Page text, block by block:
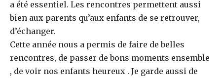
a été essentiel. Les rencontres permettent aussi
bien aux parents qu’aux enfants de se retrouver,
d’échanger.
Cette année nous a permis de faire de belles
rencontres, de passer de bons moments ensemble
, de voir nos enfants heureux . Je garde aussi de